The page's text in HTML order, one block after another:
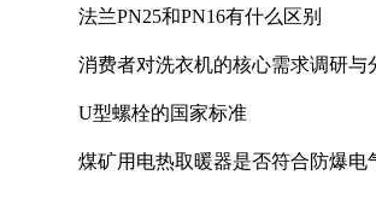
法兰PN25和PN16有什么区别
消费者对洗衣机的核心需求调研与
U型螺栓的国家标准
煤矿用电热取暖器是否符合防爆电